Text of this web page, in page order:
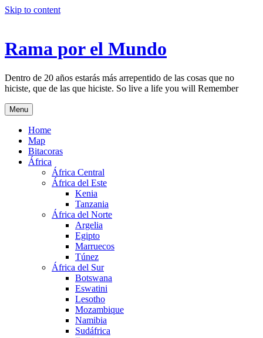
Skip to content
Rama por el Mundo
Dentro de 20 años estarás más arrepentido de las cosas que no
hiciste, que de las que hiciste. So live a life you will Remember
Menu
Home
Map
Bitacoras
África
África Central
África del Este
Kenia
Tanzania
África del Norte
Argelia
Egipto
Marruecos
Túnez
África del Sur
Botswana
Eswatini
Lesotho
Mozambique
Namibia
Sudáfrica